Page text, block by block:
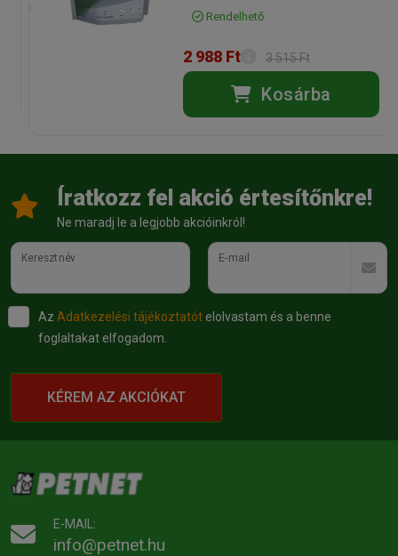
Rendelhető
2 988 Ft 3 515 Ft
Kosárba
Íratkozz fel akció értesítőnkre!
Ne maradj le a legjobb akcióinkról!
Keresztnév E-mail
Az Adatkezelési tájékoztatót elolvastam és a benne
foglaltakat elfogadom.
KÉREM AZ AKCIÓKAT
E-MAIL:
info@petnet.hu